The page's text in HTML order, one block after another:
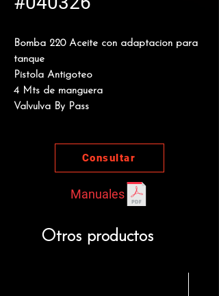
Bomba 220 Aceite con adaptacion para
tanque
Pistola Antigoteo
4 Mts de manguera
Valvulva By Pass
Consultar
Manuales
Otros productos